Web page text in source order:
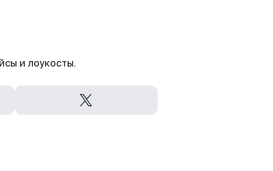
и лоукосты.